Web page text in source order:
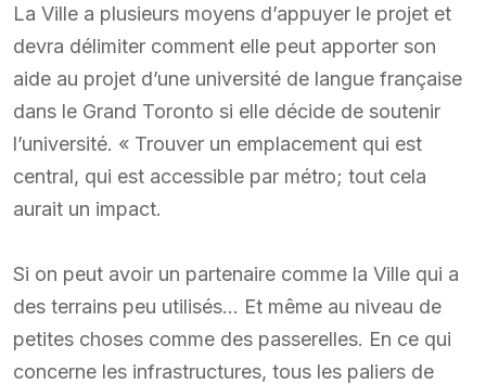
La Ville a plusieurs moyens d’appuyer le projet et
devra délimiter comment elle peut apporter son
aide au projet d’une université de langue française
dans le Grand Toronto si elle décide de soutenir
l’université. « Trouver un emplacement qui est
central, qui est accessible par métro; tout cela
aurait un impact.
Si on peut avoir un partenaire comme la Ville qui a
des terrains peu utilisés… Et même au niveau de
petites choses comme des passerelles. En ce qui
concerne les infrastructures, tous les paliers de